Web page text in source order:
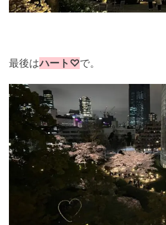
最後はハート♡で。